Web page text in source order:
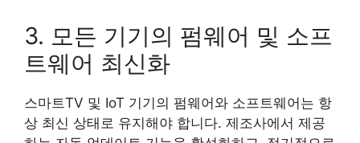
3. 모든 기기의 펌웨어 및 소프
트웨어 최신화
스마트TV 및 IoT 기기의 펌웨어와 소프트웨어는 항
상 최신 상태로 유지해야 합니다. 제조사에서 제공